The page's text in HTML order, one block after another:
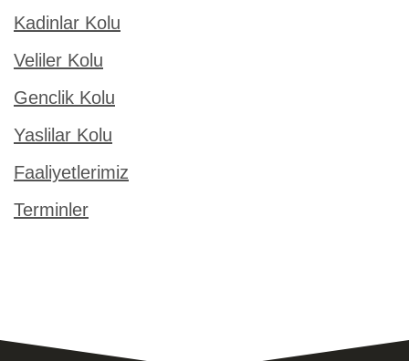
Kadinlar Kolu
Veliler Kolu
Genclik Kolu
Yaslilar Kolu
Faaliyetlerimiz
Terminler